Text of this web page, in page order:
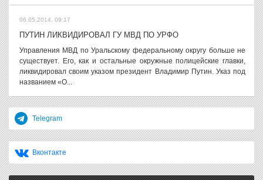
06.05.2014, 09:17
ПУТИН ЛИКВИДИРОВАЛ ГУ МВД ПО УРФО
Управления МВД по Уральскому федеральному округу больше не
существует. Его, как и остальные окружные полицейские главки,
ликвидировал своим указом президент Владимир Путин. Указ под
названием «О...
Telegram
Вконтакте